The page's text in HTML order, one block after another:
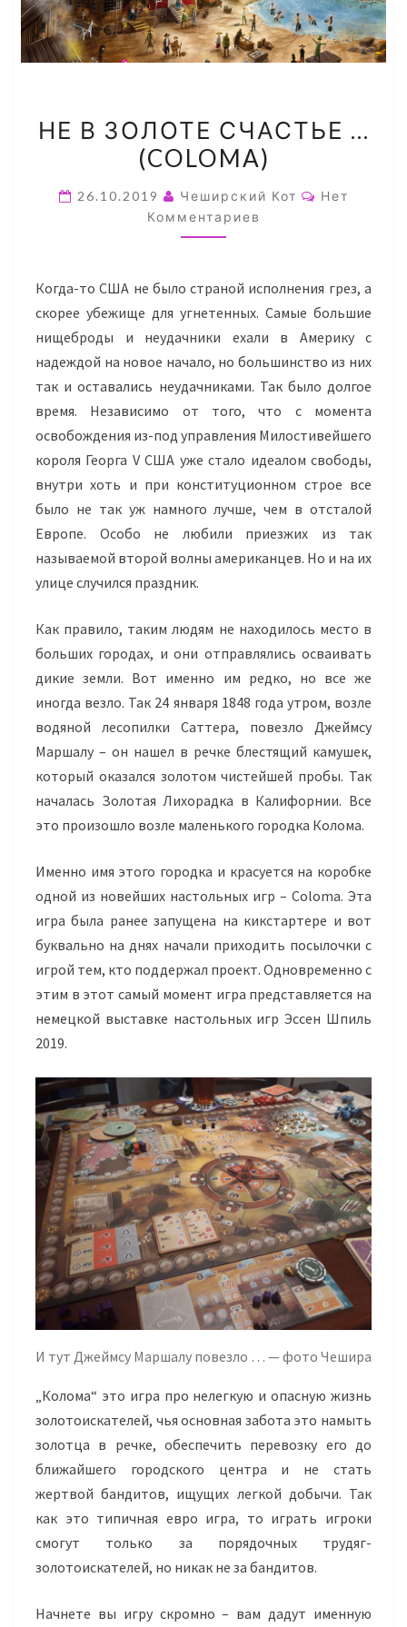
В
ЗОЛОТЕ
(COLOMA)
НЕ В ЗОЛОТЕ СЧАСТЬЕ …
(COLOMA)
26.10.2019 Чеширский Кот
Нет
Комментариев
Когда-то США не было страной исполнения грез, а
скорее убежище для угнетенных. Самые большие
нищеброды и неудачники ехали в Америку с
надеждой на новое начало, но большинство из них
так и оставались неудачниками. Так было долгое
время. Независимо от того, что с момента
освобождения из-под управления Милостивейшего
короля Георга V США уже стало идеалом свободы,
внутри хоть и при конституционном строе все
было не так уж намного лучше, чем в отсталой
Европе. Особо не любили приезжих из так
называемой второй волны американцев. Но и на их
улице случился праздник.
Как правило, таким людям не находилось место в
больших городах, и они отправлялись осваивать
дикие земли. Вот именно им редко, но все же
иногда везло. Так 24 января 1848 года утром, возле
водяной лесопилки Саттера, повезло Джеймсу
Маршалу – он нашел в речке блестящий камушек,
который оказался золотом чистейшей пробы. Так
началась Золотая Лихорадка в Калифорнии. Все
это произошло возле маленького городка Колома.
Именно имя этого городка и красуется на коробке
одной из новейших настольных игр – Coloma. Эта
игра была ранее запущена на кикстартере и вот
буквально на днях начали приходить посылочки с
игрой тем, кто поддержал проект. Одновременно с
этим в этот самый момент игра представляется на
немецкой выставке настольных игр Эссен Шпиль
2019.
И тут Джеймсу Маршалу повезло … — фото Чешира
„Колома“ это игра про нелегкую и опасную жизнь
золотоискателей, чья основная забота это намыть
золотца в речке, обеспечить перевозку его до
ближайшего городского центра и не стать
жертвой бандитов, ищущих легкой добычи. Так
как это типичная евро игра, то играть игроки
смогут только за порядочных трудяг-
золотоискателей, но никак не за бандитов.
Начнете вы игру скромно – вам дадут именную